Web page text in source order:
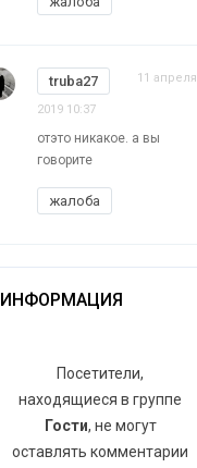
truba27 11 апреля
2019 10:37
отэто никакое. а вы
говорите
жалоба
ИНФОРМАЦИЯ
Посетители,
находящиеся в группе
Гости, не могут
оставлять комментарии